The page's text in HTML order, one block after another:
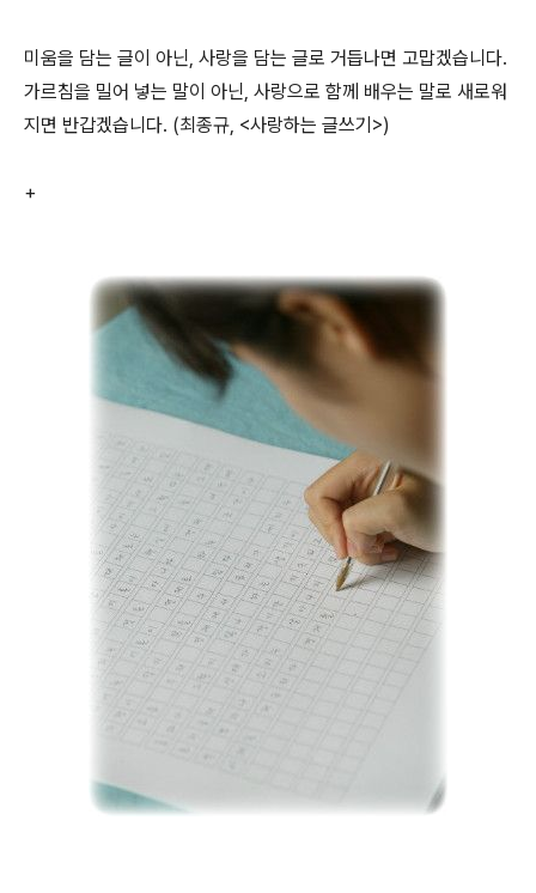
미움을 담는 글이 아닌, 사랑을 담는 글로 거듭나면 고맙겠습니다.
가르침을 밀어 넣는 말이 아닌, 사랑으로 함께 배우는 말로 새로워
지면 반갑겠습니다. (최종규, <사랑하는 글쓰기>)
+